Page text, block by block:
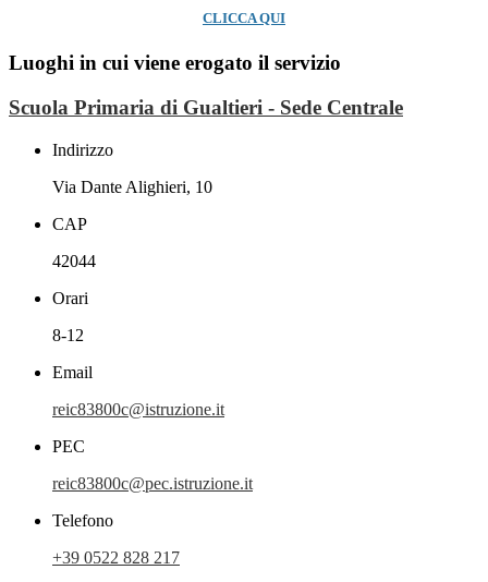
CLICCA QUI
Luoghi in cui viene erogato il servizio
Scuola Primaria di Gualtieri - Sede Centrale
Indirizzo
Via Dante Alighieri, 10
CAP
42044
Orari
8-12
Email
reic83800c@istruzione.it
PEC
reic83800c@pec.istruzione.it
Telefono
+39 0522 828 217